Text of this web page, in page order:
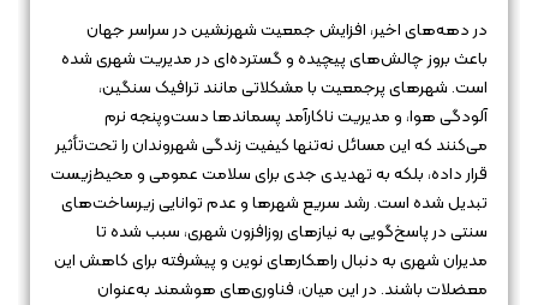
در دهه‌های اخیر، افزایش جمعیت شهرنشین در سراسر جهان
باعث بروز چالش‌های پیچیده و گسترده‌ای در مدیریت شهری شده
است. شهرهای پرجمعیت با مشکلاتی مانند ترافیک سنگین،
آلودگی هوا، و مدیریت ناکارآمد پسماندها دست‌وپنجه نرم
می‌کنند که این مسائل نه‌تنها کیفیت زندگی شهروندان را تحت‌تأثیر
قرار داده، بلکه به تهدیدی جدی برای سلامت عمومی و محیط‌زیست
تبدیل شده است. رشد سریع شهرها و عدم توانایی زیرساخت‌های
سنتی در پاسخ‌گویی به نیازهای روزافزون شهری، سبب شده تا
مدیران شهری به دنبال راهکارهای نوین و پیشرفته برای کاهش این
معضلات باشند. در این میان، فناوری‌های هوشمند به‌عنوان